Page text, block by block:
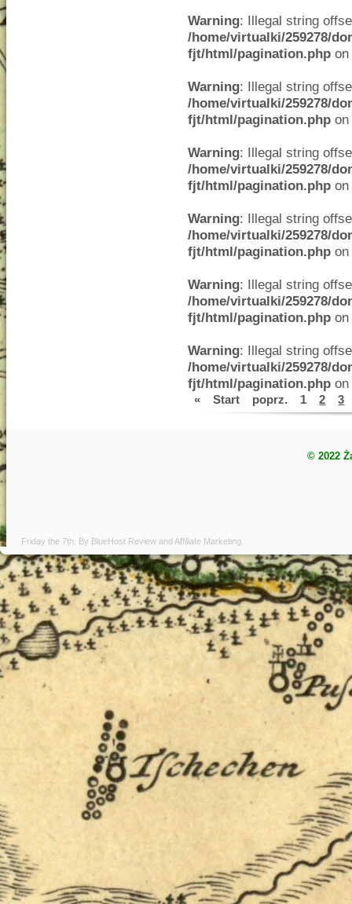
Warning: Illegal string
/home/virtualki/259278/
fjt/html/pagination.php
Warning: Illegal string
/home/virtualki/259278/
fjt/html/pagination.php
Warning: Illegal string
/home/virtualki/259278/
fjt/html/pagination.php
Warning: Illegal string
/home/virtualki/259278/
fjt/html/pagination.php
Warning: Illegal string
/home/virtualki/259278/
fjt/html/pagination.php
Warning: Illegal string
/home/virtualki/259278/
fjt/html/pagination.php
« Start poprz. 1 2 3
© 2022
Friday the 7th. By BlueHost Review andAffiliate Marketing